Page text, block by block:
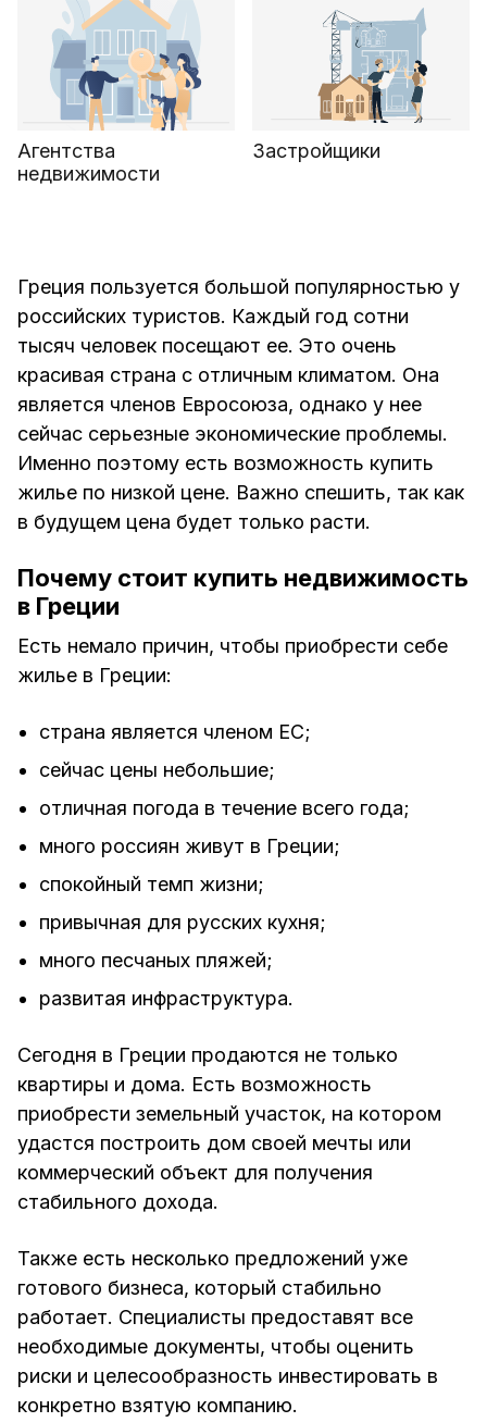
Агентства
недвижимости
Застройщики
Греция пользуется большой популярностью у
российских туристов. Каждый год сотни
тысяч человек посещают ее. Это очень
красивая страна с отличным климатом. Она
является членов Евросоюза, однако у нее
сейчас серьезные экономические проблемы.
Именно поэтому есть возможность купить
жилье по низкой цене. Важно спешить, так как
в будущем цена будет только расти.
Почему стоит купить недвижимость
в Греции
Есть немало причин, чтобы приобрести себе
жилье в Греции:
страна является членом ЕС;
сейчас цены небольшие;
отличная погода в течение всего года;
много россиян живут в Греции;
спокойный темп жизни;
привычная для русских кухня;
много песчаных пляжей;
развитая инфраструктура.
Сегодня в Греции продаются не только
квартиры и дома. Есть возможность
приобрести земельный участок, на котором
удастся построить дом своей мечты или
коммерческий объект для получения
стабильного дохода.
Также есть несколько предложений уже
готового бизнеса, который стабильно
работает. Специалисты предоставят все
необходимые документы, чтобы оценить
риски и целесообразность инвестировать в
конкретно взятую компанию.